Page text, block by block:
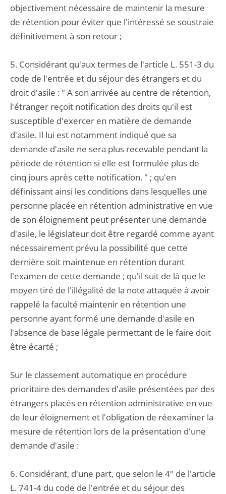
objectivement nécessaire de maintenir la mesure
de rétention pour éviter que l'intéressé se soustraie
définitivement à son retour ;
5. Considérant qu'aux termes de l'article L. 551-3 du
code de l'entrée et du séjour des étrangers et du
droit d'asile : " A son arrivée au centre de rétention,
l'étranger reçoit notification des droits qu'il est
susceptible d'exercer en matière de demande
d'asile. Il lui est notamment indiqué que sa
demande d'asile ne sera plus recevable pendant la
période de rétention si elle est formulée plus de
cinq jours après cette notification. " ; qu'en
définissant ainsi les conditions dans lesquelles une
personne placée en rétention administrative en vue
de son éloignement peut présenter une demande
d'asile, le législateur doit être regardé comme ayant
nécessairement prévu la possibilité que cette
dernière soit maintenue en rétention durant
l'examen de cette demande ; qu'il suit de là que le
moyen tiré de l'illégalité de la note attaquée à avoir
rappelé la faculté maintenir en rétention une
personne ayant formé une demande d'asile en
l'absence de base légale permettant de le faire doit
être écarté ;
Sur le classement automatique en procédure
prioritaire des demandes d'asile présentées par des
étrangers placés en rétention administrative en vue
de leur éloignement et l'obligation de réexaminer la
mesure de rétention lors de la présentation d'une
demande d'asile :
6. Considérant, d'une part, que selon le 4° de l'article
L. 741-4 du code de l'entrée et du séjour des